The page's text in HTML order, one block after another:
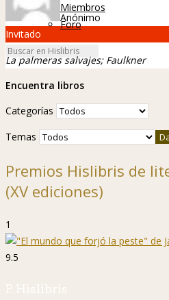
Miembros
Foro
Anónimo
Invitado
La palmeras salvajes; Faulkner
Encuentra libros
Categorías
Temas
Premios Hislibris de
(XV ediciones)
1
9.5
P. Hislibris